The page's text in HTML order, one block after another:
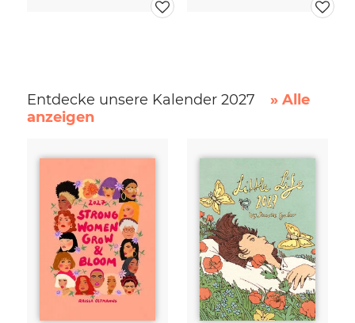
Entdecke unsere Kalender 2027
» Alle
anzeigen